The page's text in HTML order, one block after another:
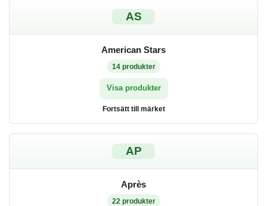
AS
American Stars
14 produkter
Visa produkter
Fortsätt till märket
AP
Après
22 produkter